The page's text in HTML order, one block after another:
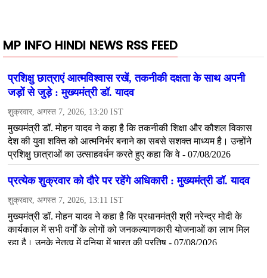
MP INFO HINDI NEWS RSS FEED